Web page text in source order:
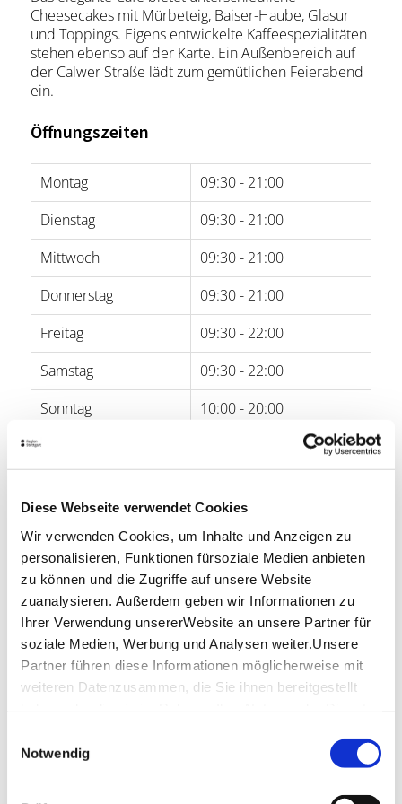
Diese Webseite verwendet Cookies
Wir verwenden Cookies, um Inhalte und Anzeigen zu
personalisieren, Funktionen fürsoziale Medien anbieten
zu können und die Zugriffe auf unsere Website
zuanalysieren. Außerdem geben wir Informationen zu
Ihrer Verwendung unsererWebsite an unsere Partner für
soziale Medien, Werbung und Analysen weiter.Unsere
Partner führen diese Informationen möglicherweise mit
weiteren Datenzusammen, die Sie ihnen bereitgestellt
Impressum
Notwendig
Cheesecakes mit Mürbeteig, Baiser-Haube, Glasur
und Toppings. Eigens entwickelte Kaffeespezialitäten
stehen ebenso auf der Karte. Ein Außenbereich auf
der Calwer Straße lädt zum gemütlichen Feierabend
ein.
Öffnungszeiten
Montag
09:30 - 21:00
Dienstag
09:30 - 21:00
Mittwoch
09:30 - 21:00
Donnerstag
09:30 - 21:00
Freitag
09:30 - 22:00
Samstag
09:30 - 22:00
Sonntag
10:00 - 20:00
Öffnungszeiten von Google
Maison Karl
Calwer Str. 50
70173 Stuttgart
Telefon:0711/93 57 35 91
Website:www.maisonkarl.com
Planen Sie Ihre Anreise
Verkehrs- und Tarifverbund Stuttgart GmbH
Deutsche Bahn AG